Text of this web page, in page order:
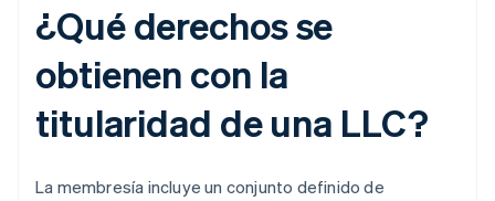
¿Qué derechos se
obtienen con la
titularidad de una LLC?
La membresía incluye un conjunto definido de